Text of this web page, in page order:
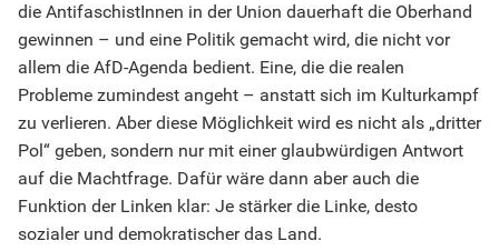
die AntifaschistInnen in der Union dauerhaft die Oberhand
gewinnen – und eine Politik gemacht wird, die nicht vor
allem die AfD-Agenda bedient. Eine, die die realen
Probleme zumindest angeht – anstatt sich im Kulturkampf
zu verlieren. Aber diese Möglichkeit wird es nicht als „dritter
Pol“ geben, sondern nur mit einer glaubwürdigen Antwort
auf die Machtfrage. Dafür wäre dann aber auch die
Funktion der Linken klar: Je stärker die Linke, desto
sozialer und demokratischer das Land.